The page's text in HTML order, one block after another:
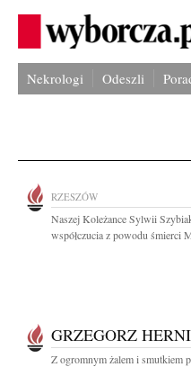
Nekrologi Odeszli
RZESZÓW
Naszej Koleżance Sylwii
współczucia z powodu śmierci
GRZEGORZ
Z ogromnym żalem i smutkiem